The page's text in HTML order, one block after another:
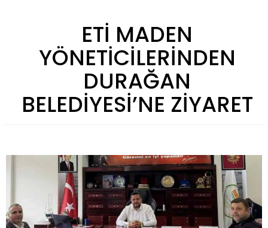
ETİ MADEN
YÖNETİCİLERİNDEN
DURAĞAN
BELEDİYESİ’NE ZİYARET